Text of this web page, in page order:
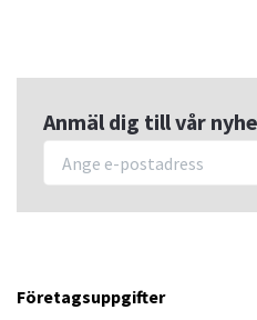
Anmäl dig till vår
Företagsuppgifter